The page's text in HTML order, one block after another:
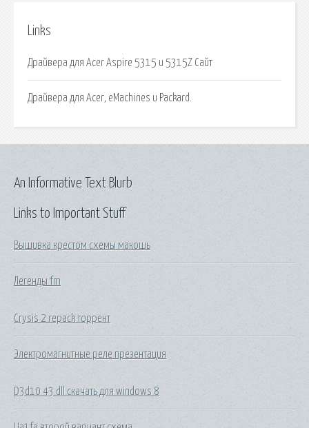
Links
Драйвера для Acer Aspire 5315 и 5315Z Сайт
Драйвера для Acer, eMachines и Packard.
Links to Important Stuff
Вышивка крестом схемы макошь
Легенды fm
Crysis 2 repack торрент
Электромагнитные реле презентация
D3d10 43 dll скачать для windows 8
An Informative Text Blurb